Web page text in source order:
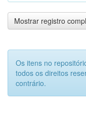
Mostrar registro
Os itens no
todos os direitos
contrário.